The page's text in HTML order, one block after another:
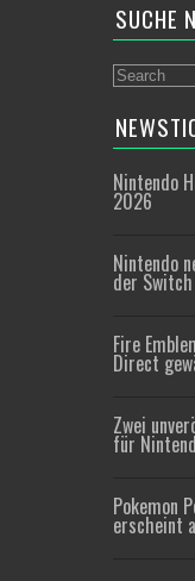
SUCHE
Nintendo
2026
Nintendo
der
Fire
Direct
Zwei
für
Pokemon
erscheint